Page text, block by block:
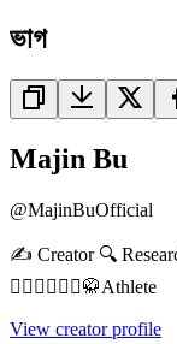
ভাগ
Majin Bu
@MajinBuOfficial
✍️ Creator 🔍
🏋️‍♂️🚵‍♀️🏃‍♂️🥋Athlete
View creator profile